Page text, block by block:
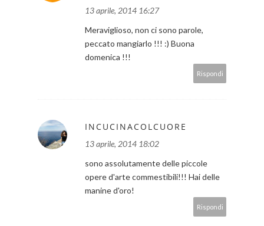
13 aprile, 2014 16:27
Meraviglioso, non ci sono parole,
peccato mangiarlo !!! :) Buona
domenica !!!
Rispondi
INCUCINACOLCUORE
13 aprile, 2014 18:02
sono assolutamente delle piccole
opere d'arte commestibili!!! Hai delle
manine d'oro!
Rispondi